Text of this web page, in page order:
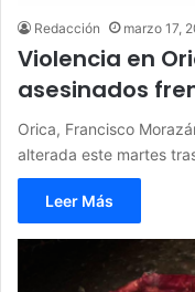
Redacción marzo 17,
Violencia en
asesinados
Orica, Francisco
alterada este martes
Leer Más